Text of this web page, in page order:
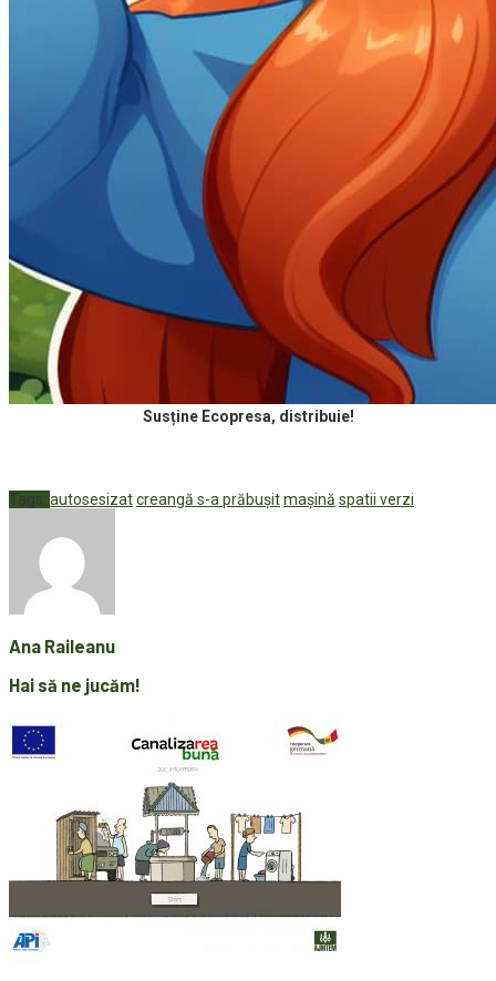
Susține Ecopresa, distribuie!
Tags: autosesizatcreangă s-a prăbușitmașină spatii verzi
Ana Raileanu
Hai să ne jucăm!